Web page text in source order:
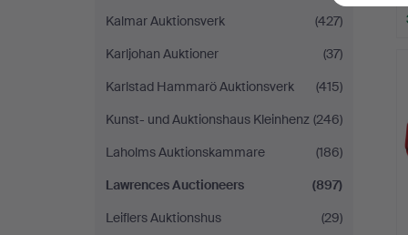
Kalmar Auktionsverk
(427)
Karljohan Auktioner
(37)
Karlstad Hammarö Auktionsverk
(415)
Kunst- und Auktionshaus Kleinhenz (246)
Laholms Auktionskammare
(186)
Lawrences Auctioneers
(897)
Leiflers Auktionshus
(29)